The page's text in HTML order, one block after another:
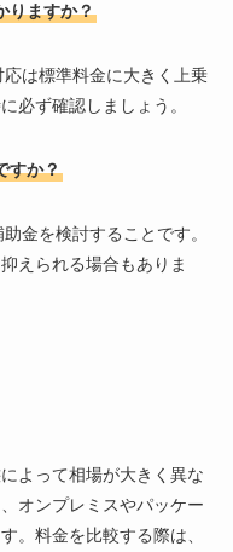
りますか？
は標準料金に大きく上乗
必ず確認しましょう。
すか？
金を検討することです。
えられる場合もありま
よって相場が大きく異な
オンプレミスやパッケー
。料金を比較する際は、